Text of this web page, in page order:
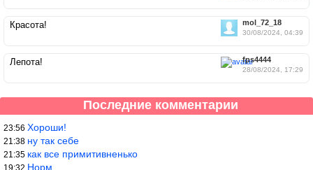
mol_72_18
30/08/2024, 04:39
Красота!
fps4444
28/08/2024, 17:29
Лепота!
Последние комментарии
23:56 Хороши!
21:38 ну так себе
21:35 как все примитивненько
19:32 Норм.